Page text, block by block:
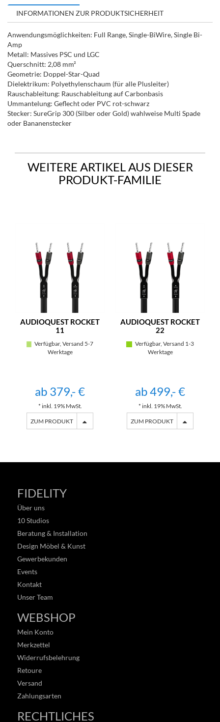
INFORMATIONEN ZUR PRODUKTSICHERHEIT
Anwendungsmöglichkeiten: Full Range, Single-BiWire, Single Bi-
Amp
Metall: Massives PSC und LGC
Querschnitt: 2,08 mm²
Geometrie: Doppel-Star-Quad
Dielektrikum: Polyethylenschaum (für alle Plusleiter)
Rauschableitung: Rauschableitung auf Carbonbasis
Ummantelung: Geflecht oder PVC rot-schwarz
Stecker: SureGrip 300 (Silber oder Gold) wahlweise Multi Spade
oder Bananenstecker
WEITERE ARTIKEL AUS DIESER
PRODUKT-FAMILIE
AUDIOQUEST ROCKET
11
Verfügbar, Versand 5-7
Werktage
ab 379,- €
* inkl. 19% MwSt.
ZUM PRODUKT
AUDIOQUEST ROCKET
22
Verfügbar, Versand 1-3
Werktage
ab 499,- €
* inkl. 19% MwSt.
ZUM PRODUKT
FIDELITY
Über uns
10 Studios
Beratung & Installation
Design Möbel & Kunst
Gewerbekunden
Events
Kontakt
Unser Team
WEBSHOP
Mein Konto
Merkzettel
Widerrufsbelehrung
Retoure
Versand
Zahlungsarten
RECHTLICHES